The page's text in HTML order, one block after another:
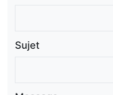
Sujet